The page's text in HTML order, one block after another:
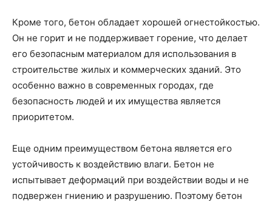
Кроме того, бетон обладает хорошей огнестойкостью.
Он не горит и не поддерживает горение, что делает
его безопасным материалом для использования в
строительстве жилых и коммерческих зданий. Это
особенно важно в современных городах, где
безопасность людей и их имущества является
приоритетом.
Еще одним преимуществом бетона является его
устойчивость к воздействию влаги. Бетон не
испытывает деформаций при воздействии воды и не
подвержен гниению и разрушению. Поэтому бетон